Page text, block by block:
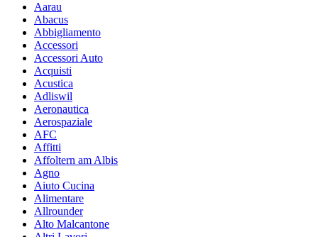
Aarau
Abacus
Abbigliamento
Accessori
Accessori Auto
Acquisti
Acustica
Adliswil
Aeronautica
Aerospaziale
AFC
Affitti
Affoltern am Albis
Agno
Aiuto Cucina
Alimentare
Allrounder
Alto Malcantone